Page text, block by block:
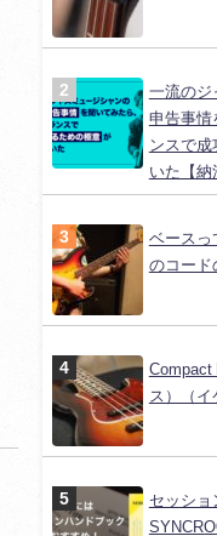
一流のジ
申告事情
ンスで成
いた【納
ベースっ
のコード
Compact
ス）（
セッショ